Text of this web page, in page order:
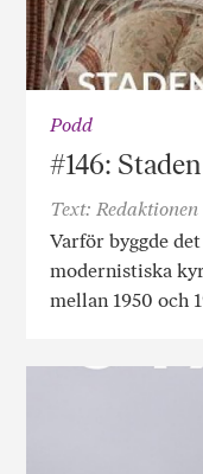
Podd
#146:
Text: Redaktionen
Varför byggde
modernistiska
mellan 1950 och